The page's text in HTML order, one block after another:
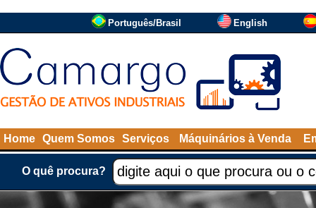
Português/Brasil English
Home Quem Somos Serviços Máquinários à Venda
O quê procura?